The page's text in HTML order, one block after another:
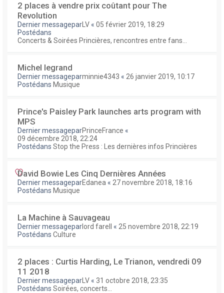
2 places à vendre prix coûtant pour The
Revolution
Dernier messagepar LV « 05 février 2019, 18:29
Postédans
Concerts & Soirées Princières, rencontres entre fans...
Michel legrand
Dernier messageparminnie4343 « 26 janvier 2019, 10:17
Postédans Musique
Prince's Paisley Park launches arts program with
MPS
Dernier messageparPrinceFrance «
09 décembre 2018, 22:24
Postédans Stop the Press : Les dernières infos Princières
David Bowie Les Cinq Dernières Années
Dernier messageparEdanea « 27 novembre 2018, 18:16
Postédans Musique
La Machine à Sauvageau
Dernier messageparlord farell « 25 novembre 2018, 22:19
Postédans Culture
2 places : Curtis Harding, Le Trianon, vendredi 09
11 2018
Dernier messagepar LV « 31 octobre 2018, 23:35
Postédans Soirées, concerts...